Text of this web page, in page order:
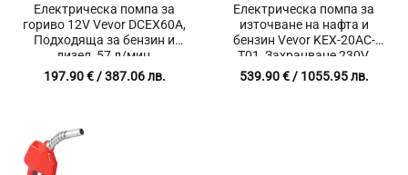
Електрическа помпа за
гориво 12V Vevor DCEX60A,
Подходяща за бензин и
дизел, 57 л/мин,
Автоматичен пистолет
197.90€/ 387.06 лв.
Електрическа помпа за
източване на нафта и
бензин Vevor KEX-20AC-
T01, Захранване 230V,
Дебит 76 L/min,
Автоматичен пистолет
539.90€/ 1055.95 лв.